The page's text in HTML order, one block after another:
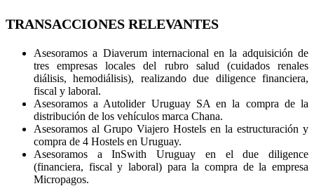
TRANSACCIONES RELEVANTES
Asesoramos a Diaverum internacional en la adquisición de
tres empresas locales del rubro salud (cuidados renales
diálisis, hemodiálisis), realizando due diligence financiera,
fiscal y laboral.
Asesoramos a Autolider Uruguay SA en la compra de la
distribución de los vehículos marca Chana.
Asesoramos al Grupo Viajero Hostels en la estructuración y
compra de 4 Hostels en Uruguay.
Asesoramos a InSwith Uruguay en el due diligence
(financiera, fiscal y laboral) para la compra de la empresa
Micropagos.